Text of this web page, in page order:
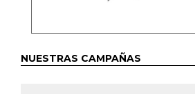
NUESTRAS CAMPAÑAS